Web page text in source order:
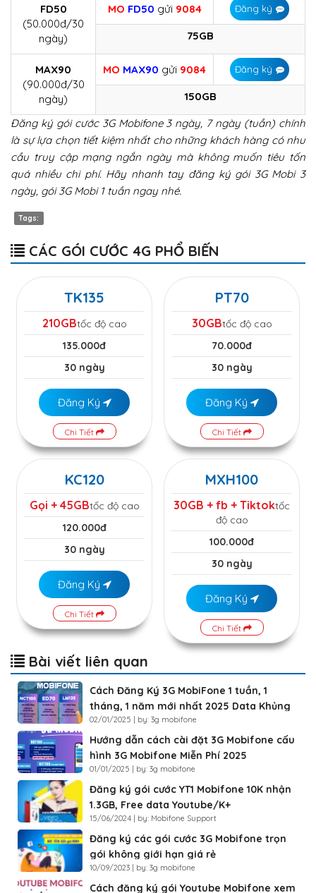
FD50
(50.000đ/30
ngày)
MO FD50 gửi 9084 Đăng ký
75GB
MAX90
(90.000đ/30
ngày)
MO MAX90 gửi 9084 Đăng ký
150GB
Đăng ký gói cước 3G Mobifone 3 ngày, 7 ngày (tuần) chính
là sự lựa chọn tiết kiệm nhất cho những khách hàng có nhu
cầu truy cập mạng ngắn ngày mà không muốn tiêu tốn
quá nhiều chi phí. Hãy nhanh tay đăng ký gói 3G Mobi 3
ngày, gói 3G Mobi 1 tuần ngay nhé.
Tags:
CÁC GÓI CƯỚC 4G PHỔ BIẾN
TK135
210GBtốc độ cao
135.000đ
30 ngày
Đăng Ký
Chi Tiết
PT70
30GBtốc độ cao
70.000đ
30 ngày
Đăng Ký
Chi Tiết
KC120
Gọi + 45GBtốc độ cao
120.000đ
30 ngày
Đăng Ký
Chi Tiết
MXH100
30GB + fb + Tiktoktốc
độ cao
100.000đ
30 ngày
Đăng Ký
Chi Tiết
Bài viết liên quan
Cách Đăng Ký 3G MobiFone 1 tuần, 1
tháng, 1 năm mới nhất 2025 Data Khủng
02/01/2025 | by: 3g mobifone
Hướng dẫn cách cài đặt 3G Mobifone cấu
hình 3G Mobifone Miễn Phí 2025
01/01/2025 | by: 3g mobifone
Đăng ký gói cước YT1 Mobifone 10K nhận
1.3GB, Free data Youtube/K+
15/06/2024 | by: Mobifone Support
Đăng ký các gói cước 3G Mobifone trọn
gói không giới hạn giá rẻ
10/09/2023 | by: 3g mobifone
Cách đăng ký gói Youtube Mobifone xem